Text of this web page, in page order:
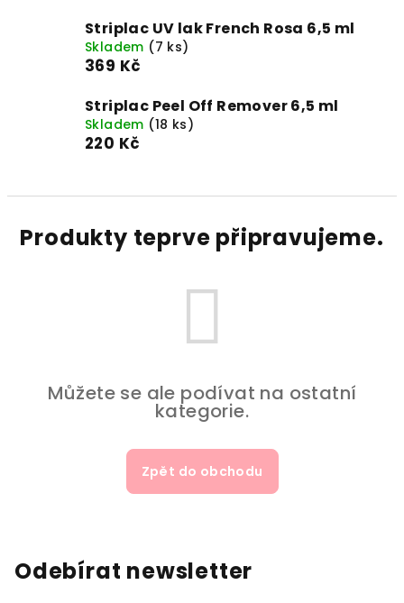
Striplac UV lak French Rosa 6,5 ml
Skladem (7 ks)
369 Kč
Striplac Peel Off Remover 6,5 ml
Skladem (18 ks)
220 Kč
Produkty teprve připravujeme.
Můžete se ale podívat na ostatní
kategorie.
Zpět do obchodu
Odebírat newsletter